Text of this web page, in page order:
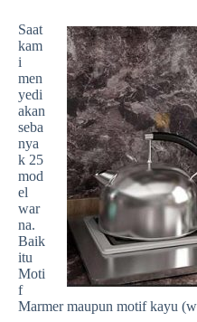
Saat
kam
i
men
yedi
akan
seba
nya
k 25
mod
el
war
na.
Baik
itu
Moti
f
Marmer maupun motif kayu